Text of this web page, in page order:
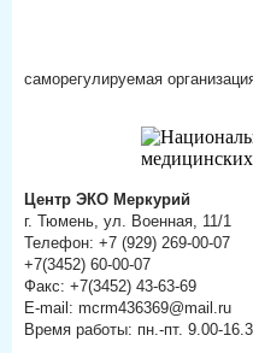
саморегулируемая
Центр ЭКО Меркурий
г. Тюмень, ул. Военная, 11/1
Телефон: +7 (929) 269-00-07
+7(3452) 60-00-07
Факс: +7(3452) 43-63-69
E-mail: mcrm436369@mail.ru
Время работы: пн.-пт. 9.00-